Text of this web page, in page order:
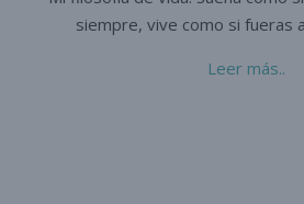
siempre, vive como si fueras
Leer más..